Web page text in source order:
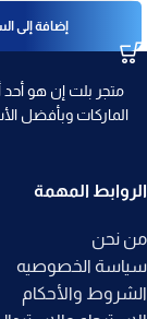
إضافة إلى
متجر بلت إن هو أحد
الماركات وبأفضل
الروابط المهمة
من نحن
سياسة الخصوصيه
الشروط والأحكام